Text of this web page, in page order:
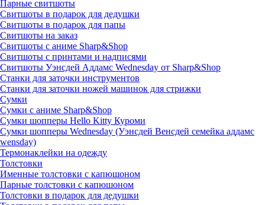
Парные свитшоты
Свитшоты в подарок для дедушки
Свитшоты в подарок для папы
Свитшоты на заказ
Свитшоты с аниме Sharp&Shop
Свитшоты с принтами и надписями
Свитшоты Уэнсдей Аддамс Wednesday от Sharp&Shop
Станки для заточки инструментов
Станки для заточки ножей машинок для стрижки
Сумки
Сумки с аниме Sharp&Shop
Сумки шопперы Hello Kitty Куроми
Сумки шопперы Wednesday (Уэнсдей Венсдей семейка аддамс
wensday)
Термонаклейки на одежду
Толстовки
Именные толстовки с капюшоном
Парные толстовки с капюшоном
Толстовки в подарок для дедушки